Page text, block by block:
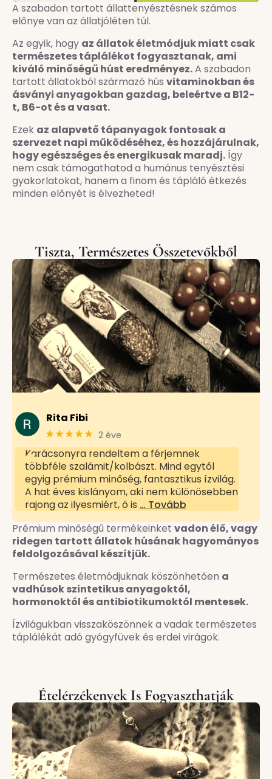
A szabadon tartott állattenyésztésnek számos
előnye van az állatjóléten túl.
Az egyik, hogy az állatok életmódjuk miatt csak
természetes táplálékot fogyasztanak, ami
kiváló minőségű húst eredményez.A szabadon
tartott állatokból származó hús vitaminokban és
ásványi anyagokban gazdag, beleértve a B12-
t, B6-ot és a vasat.
Ezek az alapvető tápanyagok fontosak a
szervezet napi működéséhez, és hozzájárulnak,
hogy egészséges és energikusak maradj.Így
nem csak támogathatod a humánus tenyésztési
gyakorlatokat, hanem a finom és tápláló étkezés
minden előnyét is élvezheted!
Tiszta, Természetes Összetevőkből
Rita Fibi
★★★★★ 2 éve
Karácsonyra rendeltem a férjemnek
többféle szalámit/kolbászt. Mind egytől
egyig prémium minőség, fantasztikus ízvilág.
A hat éves kislányom, aki nem különösebben
rajong az ilyesmiért, ő is … Tovább
Prémium minőségű termékeinket vadon élő, vagy
ridegen tartott állatok húsának hagyományos
feldolgozásával készítjük.
Természetes életmódjuknak köszönhetően a
vadhúsok szintetikus anyagoktól,
hormonoktól és antibiotikumoktól mentesek.
Ízvilágukban visszaköszönnek a vadak természetes
táplálékát adó gyógyfüvek és erdei virágok.
Ételérzékenyek Is Fogyaszthatják